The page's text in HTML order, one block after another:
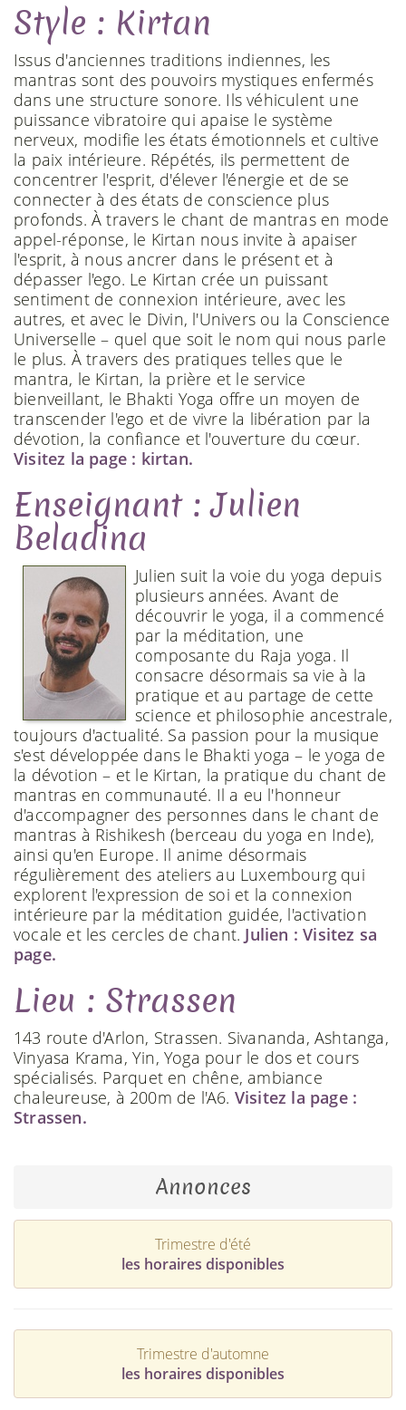
Style : Kirtan
Issus d'anciennes traditions indiennes, les
mantras sont des pouvoirs mystiques enfermés
dans une structure sonore. Ils véhiculent une
puissance vibratoire qui apaise le système
nerveux, modifie les états émotionnels et cultive
la paix intérieure. Répétés, ils permettent de
concentrer l'esprit, d'élever l'énergie et de se
connecter à des états de conscience plus
profonds. À travers le chant de mantras en mode
appel-réponse, le Kirtan nous invite à apaiser
l'esprit, à nous ancrer dans le présent et à
dépasser l'ego. Le Kirtan crée un puissant
sentiment de connexion intérieure, avec les
autres, et avec le Divin, l'Univers ou la Conscience
Universelle – quel que soit le nom qui nous parle
le plus. À travers des pratiques telles que le
mantra, le Kirtan, la prière et le service
bienveillant, le Bhakti Yoga offre un moyen de
transcender l'ego et de vivre la libération par la
dévotion, la confiance et l'ouverture du cœur.
Visitez la page : kirtan.
Enseignant : Julien
Beladina
Julien suit la voie du yoga depuis
plusieurs années. Avant de
découvrir le yoga, il a commencé
par la méditation, une
composante du Raja yoga. Il
consacre désormais sa vie à la
pratique et au partage de cette
science et philosophie ancestrale,
toujours d'actualité. Sa passion pour la musique
s'est développée dans le Bhakti yoga – le yoga de
la dévotion – et le Kirtan, la pratique du chant de
mantras en communauté. Il a eu l'honneur
d'accompagner des personnes dans le chant de
mantras à Rishikesh (berceau du yoga en Inde),
ainsi qu'en Europe. Il anime désormais
régulièrement des ateliers au Luxembourg qui
explorent l'expression de soi et la connexion
intérieure par la méditation guidée, l'activation
vocale et les cercles de chant. Julien : Visitez sa
page.
Lieu : Strassen
143 route d'Arlon, Strassen. Sivananda, Ashtanga,
Vinyasa Krama, Yin, Yoga pour le dos et cours
spécialisés. Parquet en chêne, ambiance
chaleureuse, à 200m de l'A6. Visitez la page :
Strassen.
Annonces
Trimestre d'été
les horaires disponibles
Trimestre d'automne
les horaires disponibles